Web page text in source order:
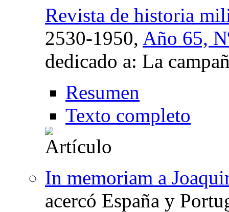
Revista de historia
2530-1950, Año 65,
dedicado a: La
Resumen
Texto completo
In memoriam a
acercó España y